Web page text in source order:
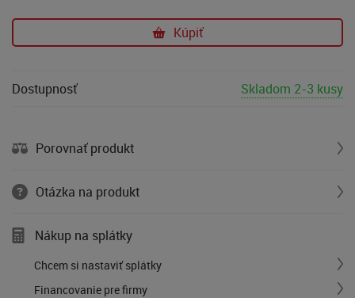
Kúpiť
Dostupnosť Skladom 2-3 kusy
Porovnať produkt
Otázka na produkt
Nákup na splátky
Chcem si nastaviť splátky
Financovanie pre firmy